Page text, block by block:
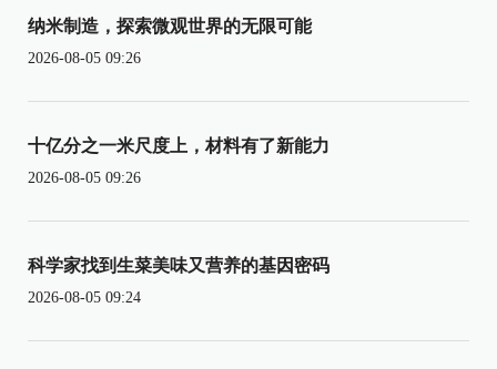
纳米制造，探索微观世界的无限可能
2026-08-05 09:26
十亿分之一米尺度上，材料有了新能力
2026-08-05 09:26
科学家找到生菜美味又营养的基因密码
2026-08-05 09:24